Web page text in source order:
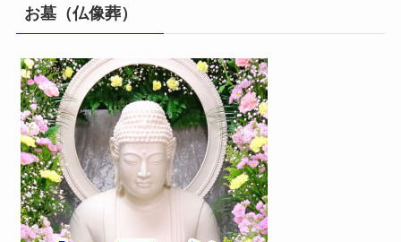
お墓（仏像葬）